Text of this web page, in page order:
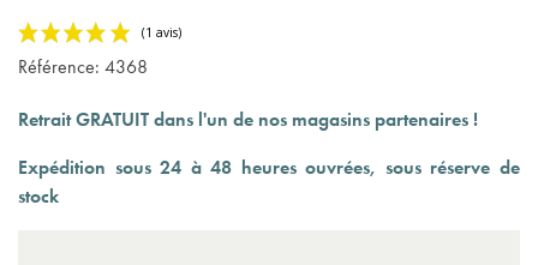
Référence: 4368
Retrait GRATUIT dans l'un de nos magasins partenaires !
Expédition sous 24 à 48 heures ouvrées, sous réserve de
stock